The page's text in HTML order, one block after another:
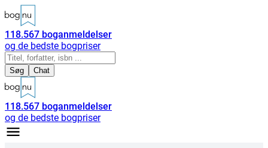
118.567 boganmeldelser
og de bedste bogpriser
Søg Chat
118.567 boganmeldelser
og de bedste bogpriser